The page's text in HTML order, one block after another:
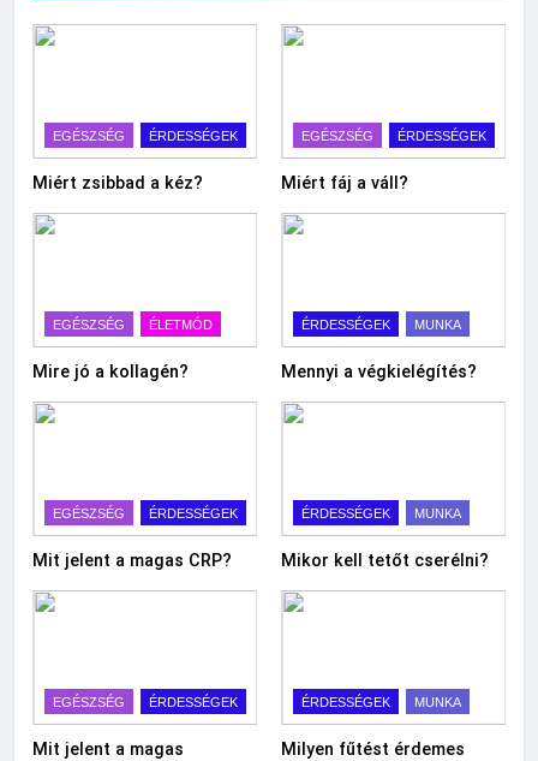
EGÉSZSÉG ÉRDESSÉGEK
Miért zsibbad a kéz?
EGÉSZSÉG ÉRDESSÉGEK
Miért fáj a váll?
EGÉSZSÉG ÉLETMÓD
Mire jó a kollagén?
ÉRDESSÉGEK MUNKA
Mennyi a végkielégítés?
EGÉSZSÉG ÉRDESSÉGEK
Mit jelent a magas CRP?
ÉRDESSÉGEK MUNKA
Mikor kell tetőt cserélni?
EGÉSZSÉG ÉRDESSÉGEK
Mit jelent a magas
ÉRDESSÉGEK MUNKA
Milyen fűtést érdemes